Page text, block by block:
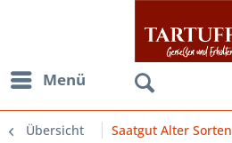
Menü
Übersicht Saatgut Alter Sorten